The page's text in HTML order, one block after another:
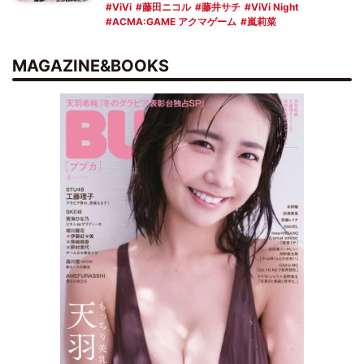
ViVi 藤田ニコル 藤井サチ
ViVi Night
ACMA:GAME アクマゲーム
嵐莉菜
MAGAZINE&BOOKS